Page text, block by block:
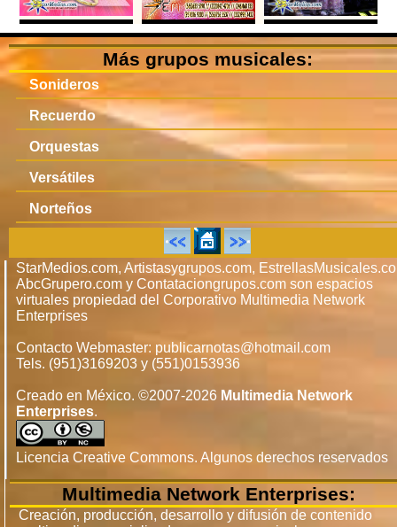
Más grupos musicales:
Sonideros
Recuerdo
Orquestas
Versátiles
Norteños
StarMedios.com, Artistasygrupos.com,
AbcGrupero.com y Contataciongrupos.com son espacios
virtuales propiedad del Corporativo Multimedia Network
Enterprises
Contacto Webmaster: publicarnotas@hotmail.com
Tels. (951)3169203 y (551)0153936
Creado en México. ©2007-2026 Multimedia Network
Enterprises.
Licencia Creative Commons. Algunos derechos reservados
Multimedia Network Enterprises:
Creación, producción, desarrollo y difusión de contenido